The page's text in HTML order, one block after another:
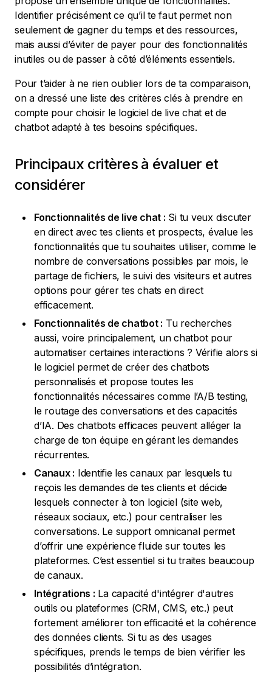
Identifier précisément ce qu’il te faut permet non
seulement de gagner du temps et des ressources,
mais aussi d’éviter de payer pour des fonctionnalités
inutiles ou de passer à côté d’éléments essentiels.
Pour t’aider à ne rien oublier lors de ta comparaison,
on a dressé une liste des critères clés à prendre en
compte pour choisir le logiciel de live chat et de
chatbot adapté à tes besoins spécifiques.
Principaux critères à évaluer et
considérer
Fonctionnalités de live chat : Si tu veux discuter
en direct avec tes clients et prospects, évalue les
fonctionnalités que tu souhaites utiliser, comme le
nombre de conversations possibles par mois, le
partage de fichiers, le suivi des visiteurs et autres
options pour gérer tes chats en direct
efficacement.
Fonctionnalités de chatbot : Tu recherches
aussi, voire principalement, un chatbot pour
automatiser certaines interactions ? Vérifie alors si
le logiciel permet de créer des chatbots
personnalisés et propose toutes les
fonctionnalités nécessaires comme l’A/B testing,
le routage des conversations et des capacités
d’IA. Des chatbots efficaces peuvent alléger la
charge de ton équipe en gérant les demandes
récurrentes.
Canaux : Identifie les canaux par lesquels tu
reçois les demandes de tes clients et décide
lesquels connecter à ton logiciel (site web,
réseaux sociaux, etc.) pour centraliser les
conversations. Le support omnicanal permet
d’offrir une expérience fluide sur toutes les
plateformes. C’est essentiel si tu traites beaucoup
de canaux.
Intégrations : La capacité d'intégrer d'autres
outils ou plateformes (CRM, CMS, etc.) peut
fortement améliorer ton efficacité et la cohérence
des données clients. Si tu as des usages
spécifiques, prends le temps de bien vérifier les
possibilités d’intégration.